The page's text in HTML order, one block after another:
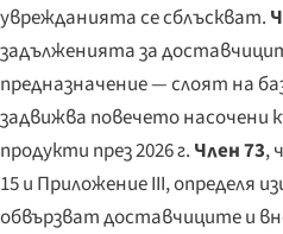
уврежданията се сблъскват.
задълженията за
предназначение — слоят на
задвижва повечето
продукти през 2026 г. Член 73,
15 и Приложение III, определя
обвързват доставчиците и